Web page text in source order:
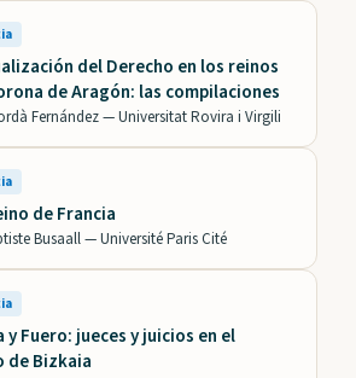
del Derecho en los reinos
de Aragón: las compilaciones
Fernández —Universitat Rovira i Virgili
de Francia
Busaall —Université Paris Cité
Fuero: jueces y juicios en el
de Bizkaia